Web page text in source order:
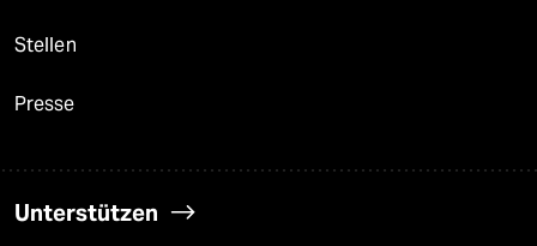
Stellen
Presse
Unterstützen